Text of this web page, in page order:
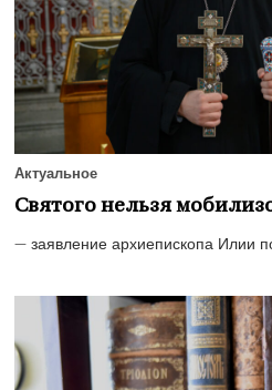
Актуальное
Святого нельзя
— заявление архиепископа Илии